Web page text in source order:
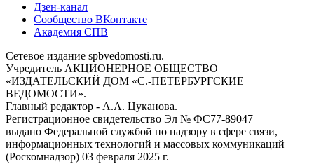
Дзен-канал
Сообщество ВКонтакте
Академия СПВ
Сетевое издание spbvedomosti.ru.
Учредитель АКЦИОНЕРНОЕ ОБЩЕСТВО
«ИЗДАТЕЛЬСКИЙ ДОМ «С.-ПЕТЕРБУРГСКИЕ
ВЕДОМОСТИ».
Главный редактор - А.А. Цуканова.
Регистрационное свидетельство Эл № ФС77-89047
выдано Федеральной службой по надзору в сфере связи,
информационных технологий и массовых коммуникаций
(Роскомнадзор) 03 февраля 2025 г.